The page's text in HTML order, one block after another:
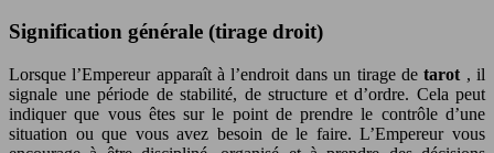
Signification générale (tirage droit)
Lorsque l’Empereur apparaît à l’endroit dans un tirage detarot , il
signale une période de stabilité, de structure et d’ordre. Cela peut
indiquer que vous êtes sur le point de prendre le contrôle d’une
situation ou que vous avez besoin de le faire. L’Empereur vous